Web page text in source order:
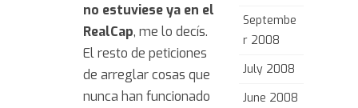
no estuviese ya en el
RealCap, me lo decís.
El resto de peticiones
de arreglar cosas que
nunca han funcionado
Septembe
r 2008
July 2008
June 2008